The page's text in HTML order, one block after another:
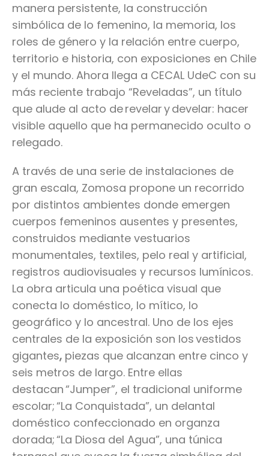
manera persistente, la construcción
simbólica de lo femenino, la memoria, los
roles de género y la relación entre cuerpo,
territorio e historia, con exposiciones en Chile
y el mundo. Ahora llega a CECAL UdeC con su
más reciente trabajo “Reveladas”, un título
que alude al acto de revelar y develar: hacer
visible aquello que ha permanecido oculto o
relegado.
A través de una serie de instalaciones de
gran escala, Zomosa propone un recorrido
por distintos ambientes donde emergen
cuerpos femeninos ausentes y presentes,
construidos mediante vestuarios
monumentales, textiles, pelo real y artificial,
registros audiovisuales y recursos lumínicos.
La obra articula una poética visual que
conecta lo doméstico, lo mítico, lo
geográfico y lo ancestral. Uno de los ejes
centrales de la exposición son los vestidos
gigantes, piezas que alcanzan entre cinco y
seis metros de largo. Entre ellas
destacan “Jumper”, el tradicional uniforme
escolar; “La Conquistada”, un delantal
doméstico confeccionado en organza
dorada; “La Diosa del Agua”, una túnica